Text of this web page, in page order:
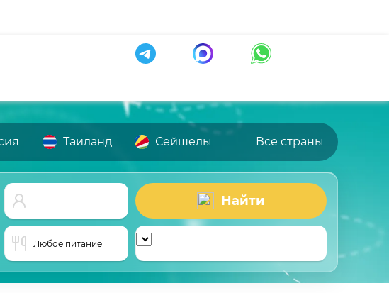
Таиланд Сейшелы Все страны
Найти
Любое питание